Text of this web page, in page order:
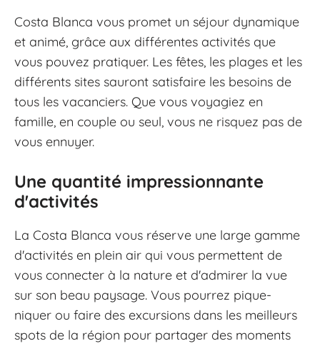
Costa Blanca vous promet un séjour dynamique
et animé, grâce aux différentes activités que
vous pouvez pratiquer. Les fêtes, les plages et les
différents sites sauront satisfaire les besoins de
tous les vacanciers. Que vous voyagiez en
famille, en couple ou seul, vous ne risquez pas de
vous ennuyer.
Une quantité impressionnante
d'activités
La Costa Blanca vous réserve une large gamme
d'activités en plein air qui vous permettent de
vous connecter à la nature et d'admirer la vue
sur son beau paysage. Vous pourrez pique-
niquer ou faire des excursions dans les meilleurs
spots de la région pour partager des moments